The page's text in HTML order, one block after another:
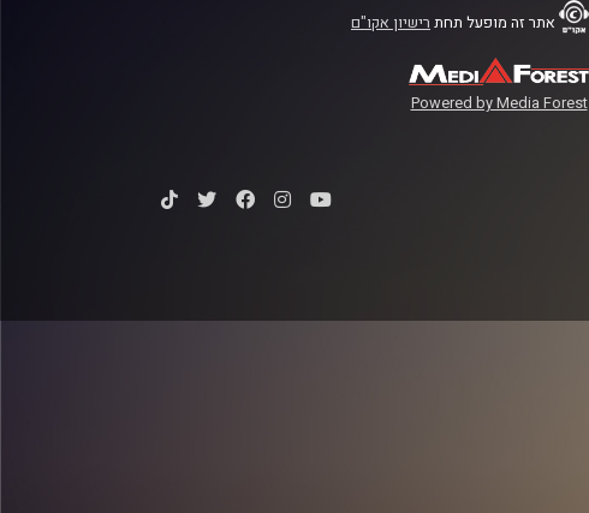
אתר זה מופעל תחת רישיון אקו"ם
Powered by Media Forest